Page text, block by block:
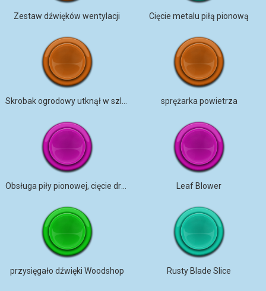
Zestaw dźwięków wentylacji Cięcie metalu piłą pionową
sprężarka powietrza
Obsługa piły pionowej, cięcie drewna Leaf Blower
przysięgało dźwięki Woodshop Rusty Blade Slice